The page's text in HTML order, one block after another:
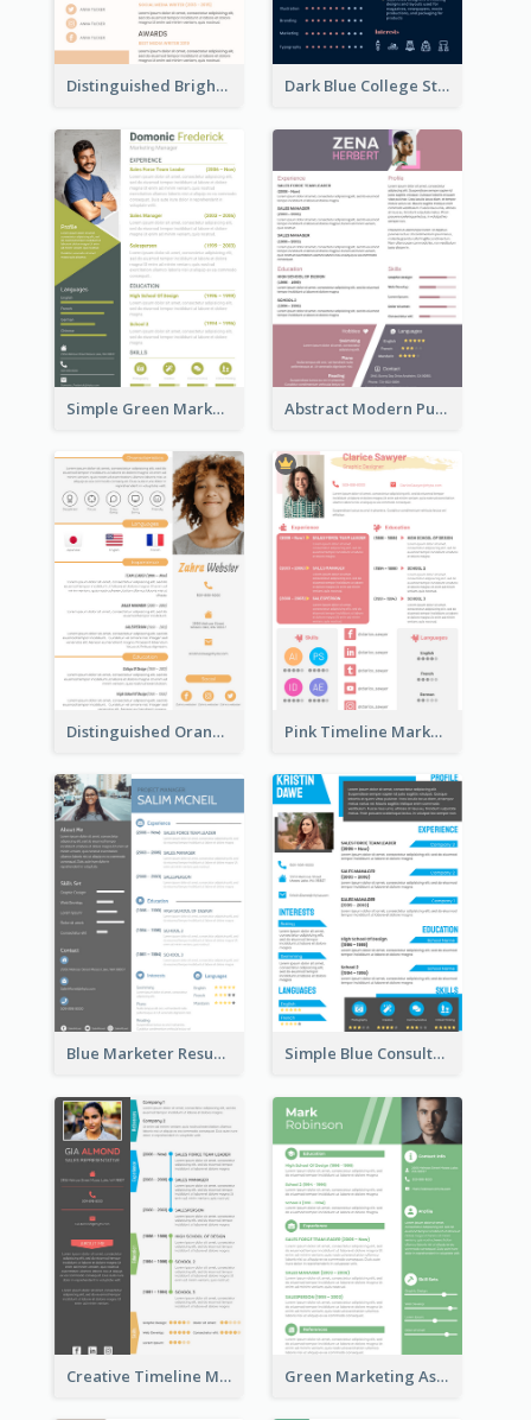
Distinguished Bright College Student Resume Dark Blue College Student Resume
Simple Green Marketer Resume Abstract Modern Purple Resume
Distinguished Orange College Student Resume Pink Timeline Marketing Designer Resume
Blue Marketer Resume Simple Blue Consultant Resume
Creative Timeline Marketing Consultant Resume Green Marketing Assistant Resume